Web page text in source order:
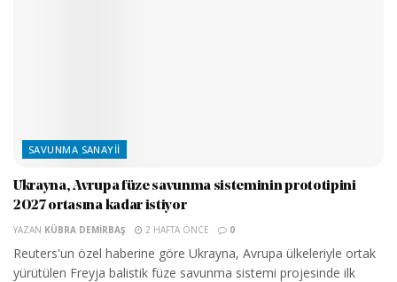
SAVUNMA SANAYII
Ukrayna, Avrupa füze savunma sisteminin prototipini
2027 ortasına kadar istiyor
YAZAN KÜBRA DEMIRBAŞ 2 HAFTA ÖNCE 0
Reuters'un özel haberine göre Ukrayna, Avrupa ülkeleriyle ortak
yürütülen Freyja balistik füze savunma sistemi projesinde ilk